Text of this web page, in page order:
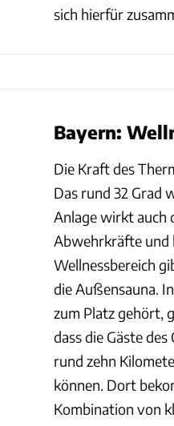
sich hierfür
Bayern:
Die Kraft des
Das rund 32 Grad
Anlage wirkt auch
Abwehrkräfte und
Wellnessbereich
die Außensauna.
zum Platz gehört,
dass die Gäste
rund zehn
können. Dort
Kombination von